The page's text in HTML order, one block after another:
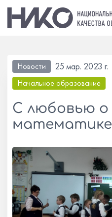
Новости 25 мар. 2023 г.
Начальное образование
С любовью о
математике